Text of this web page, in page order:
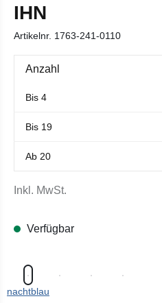
IHN
Artikelnr. 1763-241-0110
Anzahl
Bis 4
Bis 19
Ab 20
Inkl. MwSt.
Verfügbar
nachtblau